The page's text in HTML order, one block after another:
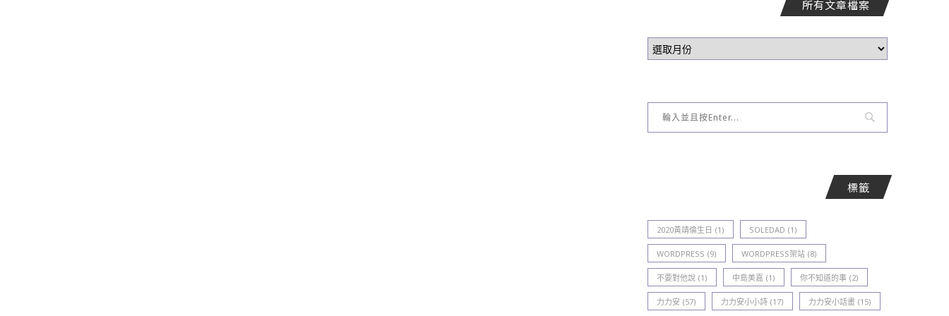
所有文章檔案
標籤
2020黃靖倫生日 (1) SOLEDAD (1)
WORDPRESS (9) WORDPRESS架站 (8)
不要對他說 (1) 中島美嘉 (1) 你不知道的事 (2)
力力安 (57) 力力安小小詩 (17) 力力安小話畫 (15)